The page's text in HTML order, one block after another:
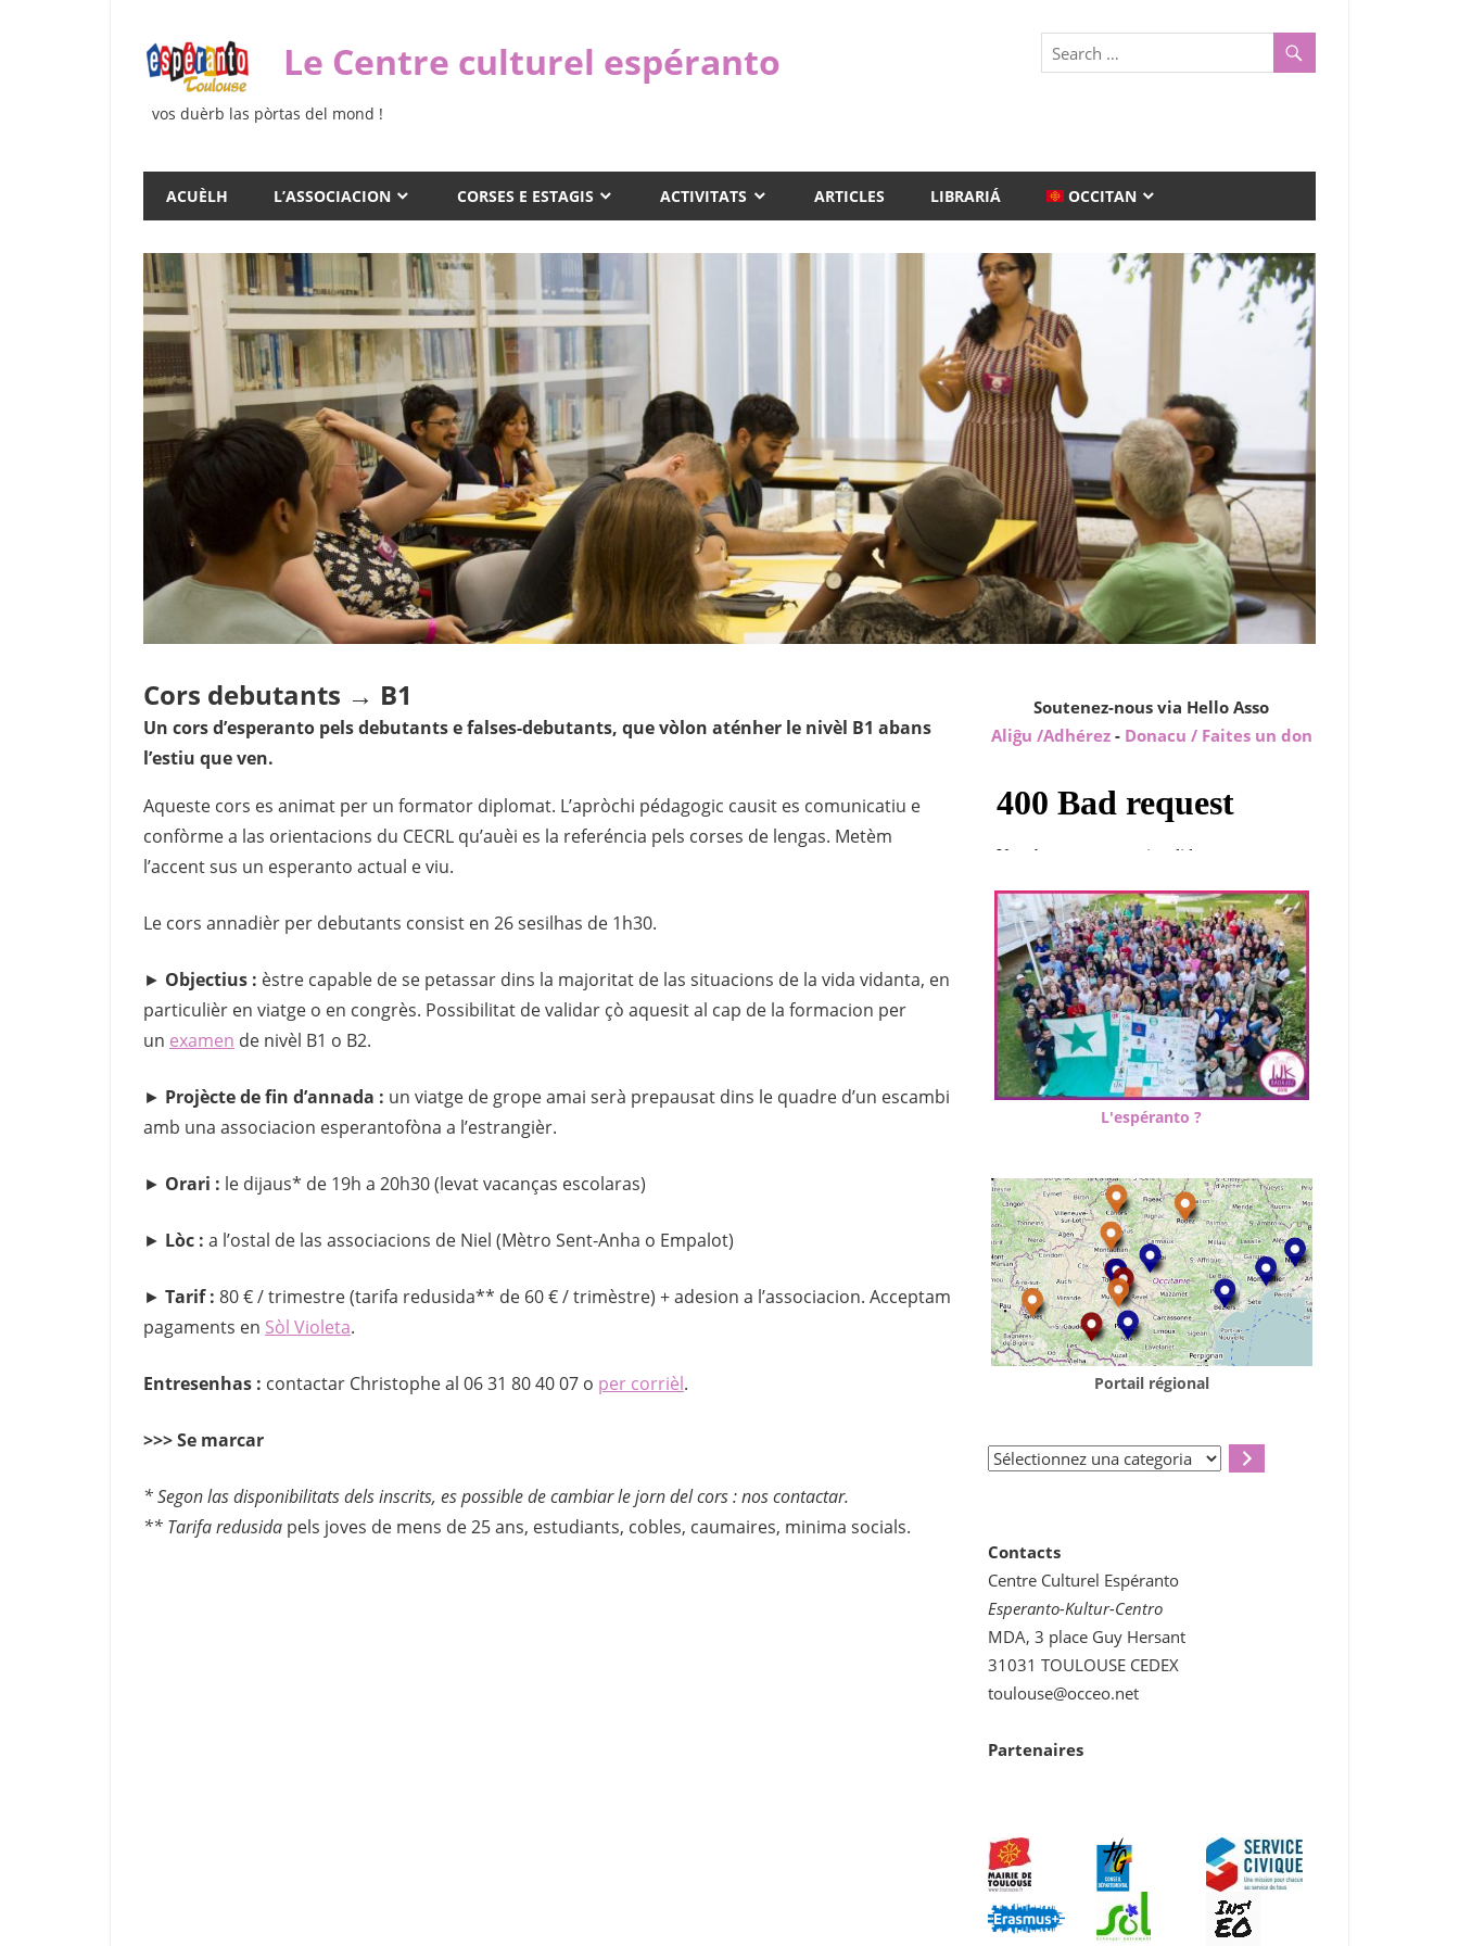
content
Le Centre culturel espéranto
vos duèrb las pòrtas del mond !
ACUÈLH L’ASSOCIACION CORSES E ESTAGIS ACTIVITATS ARTICLES LIBRARIÁ OCCITAN
Cors debutants → B1
Un cors d’esperanto pels debutants e falses-debutants, que vòlon aténher le nivèl B1 abans
l’estiu que ven.
Aqueste cors es animat per un formator diplomat. L’apròchi pédagogic causit es comunicatiu e
confòrme a las orientacions du CECRL qu’auèi es la referéncia pels corses de lengas. Metèm
l’accent sus un esperanto actual e viu.
Le cors annadièr per debutants consist en 26 sesilhas de 1h30.
► Objectius : èstre capable de se petassar dins la majoritat de las situacions de la vida vidanta, en
particulièr en viatge o en congrès. Possibilitat de validar çò aquesit al cap de la formacion per
un examen de nivèl B1 o B2.
► Projècte de fin d’annada : un viatge de grope amai serà prepausat dins le quadre d’un escambi
amb una associacion esperantofòna a l’estrangièr.
► Orari : le dijaus* de 19h a 20h30 (levat vacanças escolaras)
► Lòc : a l’ostal de las associacions de Niel (Mètro Sent-Anha o Empalot)
► Tarif : 80 € / trimestre (tarifa redusida** de 60 € / trimèstre) + adesion a l’associacion. Acceptam
pagaments en Sòl Violeta.
Entresenhas : contactar Christophe al 06 31 80 40 07 o per corrièl.
>>> Se marcar
* Segon las disponibilitats dels inscrits, es possible de cambiar le jorn del cors : nos contactar.
** Tarifa redusida pels joves de mens de 25 ans, estudiants, cobles, caumaires, minima socials.
Soutenez-nous via Hello Asso
Aliĝu /Adhérez - Donacu / Faites un don
L'espéranto ?
Portail régional
Sélectionnez
Contacts
Centre Culturel Espéranto
Esperanto-Kultur-Centro
MDA, 3 place Guy Hersant
31031 TOULOUSE CEDEX
toulouse@occeo.net
Partenaires